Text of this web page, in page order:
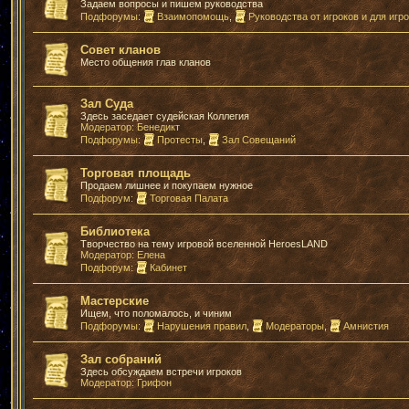
Задаем вопросы и пишем руководства
Подфорумы:
Взаимопомощь, Руководства от игроков и для
Совет кланов
Место общения глав кланов
Зал Суда
Здесь заседает судейская Коллегия
Модератор: Бенедикт
Подфорумы:
Протесты, Зал Совещаний
Торговая площадь
Продаем лишнее и покупаем нужное
Подфорум:
Торговая Палата
Библиотека
Творчество на тему игровой вселенной HeroesLAND
Модератор: Елена
Подфорум:
Кабинет
Мастерские
Ищем, что поломалось, и чиним
Подфорумы:
Нарушения правил, Модераторы, Амнистия
Зал собраний
Здесь обсуждаем встречи игроков
Модератор: Грифон